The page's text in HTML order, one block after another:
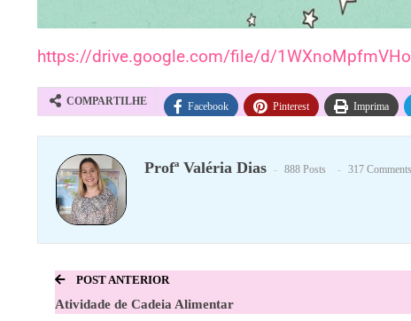
https://drive.google.com/file/d/
COMPARTILHE Facebook Pinterest Imprima
Profª Valéria Dias 888 Posts 317 Comments
POST ANTERIOR
Atividade de Cadeia Alimentar